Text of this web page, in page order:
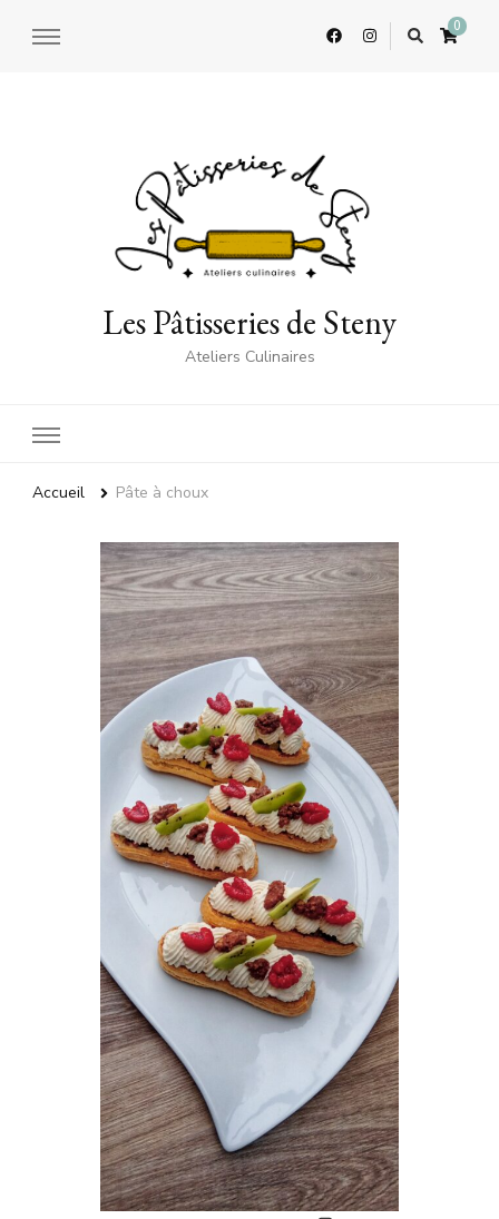
0
Les Pâtisseries de Steny
Ateliers Culinaires
Accueil Pâte à choux